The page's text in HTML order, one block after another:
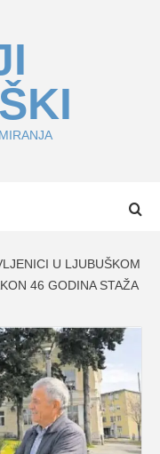
U LJUBUŠKOM
46 GODINA STAŽA